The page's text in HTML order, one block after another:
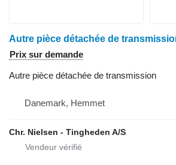
Prix sur demande
Autre pièce détachée de transmission
Danemark, Hemmet
Chr. Nielsen - Tingheden A/S